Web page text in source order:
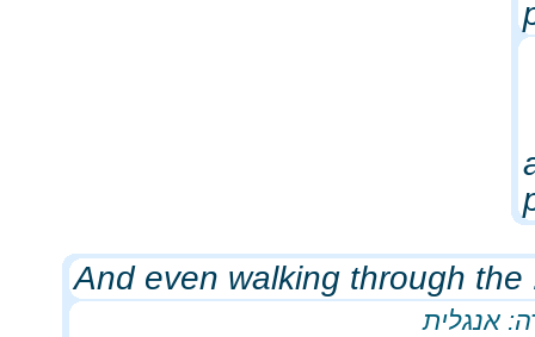
And even walking through the
אנגלית